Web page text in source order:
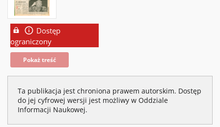
Dostęp
ograniczony
Pokaż treść
Ta publikacja jest chroniona prawem autorskim. Dostęp
do jej cyfrowej wersji jest możliwy w Oddziale
Informacji Naukowej.